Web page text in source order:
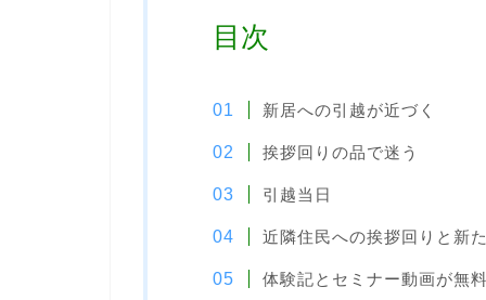
目次
新居への引越が近づく
挨拶回りの品で迷う
引越当日
近隣住民への挨拶回りと新
体験記とセミナー動画が無